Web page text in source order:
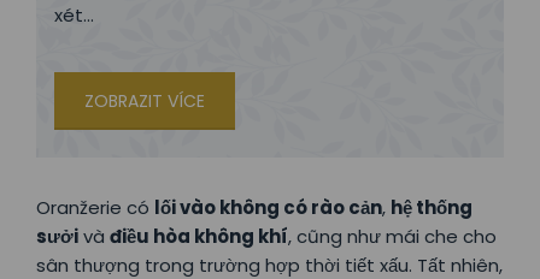
xét...
ZOBRAZIT VÍCE
Oranžerie có lối vào không có rào cản, hệ thống
sưởivà điều hòa không khí, cũng như mái che cho
sân thượng trong trường hợp thời tiết xấu. Tất nhiên,